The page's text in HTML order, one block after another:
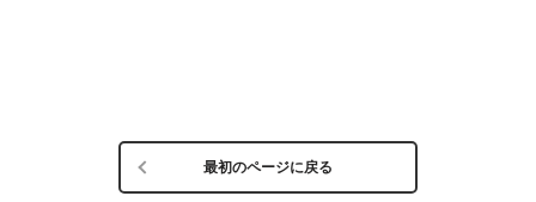
最初のページに戻る